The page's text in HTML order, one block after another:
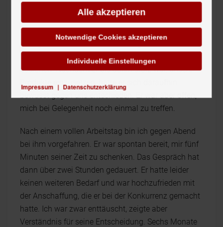
nach, und ein Anruf blieb unbeantwortet. Als wir ihn
schließlich kontaktierten, war der Deal bereits
gelaufen. Der Kunde war außerdem ziemlich
verärgert über die scheinbare Arroganz unseres
Unternehmens, so ‚kleine Kunden wie ihn' nicht zu
bedienen. Nachdem er bis dahin stolz war, unsere
mich bei Gelegenheit noch einmal zu treffen.
Nach einem vollen Arbeitstag bin ich gegen Abend
bei ihm vorgefahren. Er war spontan bereit, mir fünf
Minuten seiner Zeit zu schenken. Das Gespräch hat
dann über zwei Stunden gedauert. Er hatte leider
keinen weiteren Bedarf und war hochzufrieden mit
der Anschaffung, die er bei der Konkurrenz gemacht
hatte. Ich war zwar enttäuscht, zeigte aber
Verständnis für seine Entscheidung. Sechs Monate
Alle akzeptieren
Notwendige Cookies akzeptieren
Impressum | Datenschutzerklärung
Individuelle Einstellungen